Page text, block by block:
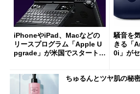
iPhoneやiPad、Macなどの
リースプログラム「Apple U
pgrade」が米国でスタート／
ut」が明...
騒音を
きる「
0i」が
ちゅるんとツヤ肌の秘